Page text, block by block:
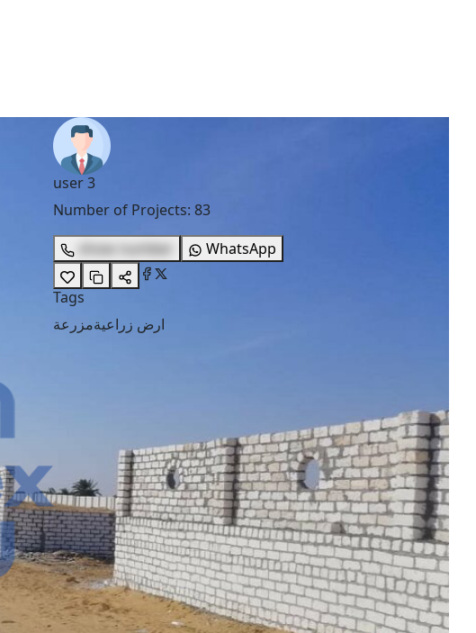
user 3
Number of Projects: 83
show number
WhatsApp
Tags
ارض زراعيةمزرعة